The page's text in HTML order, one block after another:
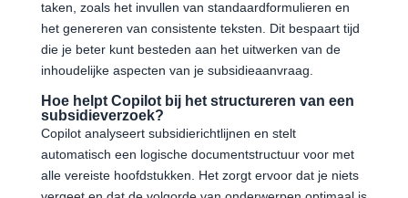
taken, zoals het invullen van standaardformulieren en
het genereren van consistente teksten. Dit bespaart tijd
die je beter kunt besteden aan het uitwerken van de
inhoudelijke aspecten van je subsidieaanvraag.
Hoe helpt Copilot bij het structureren van een
subsidieverzoek?
Copilot analyseert subsidierichtlijnen en stelt
automatisch een logische documentstructuur voor met
alle vereiste hoofdstukken. Het zorgt ervoor dat je niets